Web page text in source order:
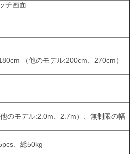
チ画面
（他のモデル:200cm、270cm）
のモデル:2.0m、2.7m）、無制限の幅
、総50kg